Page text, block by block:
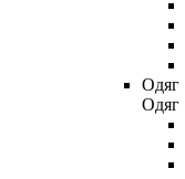
Одяг
Одяг